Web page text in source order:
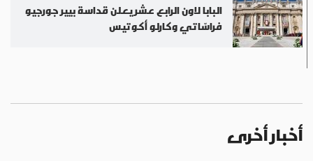
البابا لاون الرابع عشر يعلن قداسة بيير جورجيو
فراسّاتي وكارلو أكوتيس
أخبار أخرى